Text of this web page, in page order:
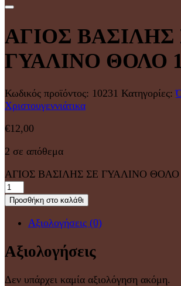
ΑΓΙΟΣ ΒΑΣΙΛΗΣ
ΓΥΑΛΙΝΟ ΘΟΛΟ
Κωδικός προϊόντος: 10231 Κατηγορίες:
Χριστουγεννιάτικα
€12,00
2 σε απόθεμα
ΑΓΙΟΣ ΒΑΣΙΛΗΣ ΣΕ ΓΥΑΛΙΝΟ ΘΟΛΟ
Προσθήκη στο καλάθι
Αξιολογήσεις (0)
Αξιολογήσεις
Δεν υπάρχει καμία αξιολόγηση ακόμη.